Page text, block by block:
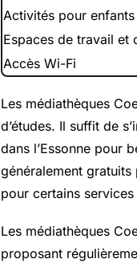
Activités pour
Espaces de travail et
Accès Wi-Fi
Les médiathèques
d’études. Il suffit de
dans l’Essonne pour
généralement
pour certains
Les médiathèques
proposant